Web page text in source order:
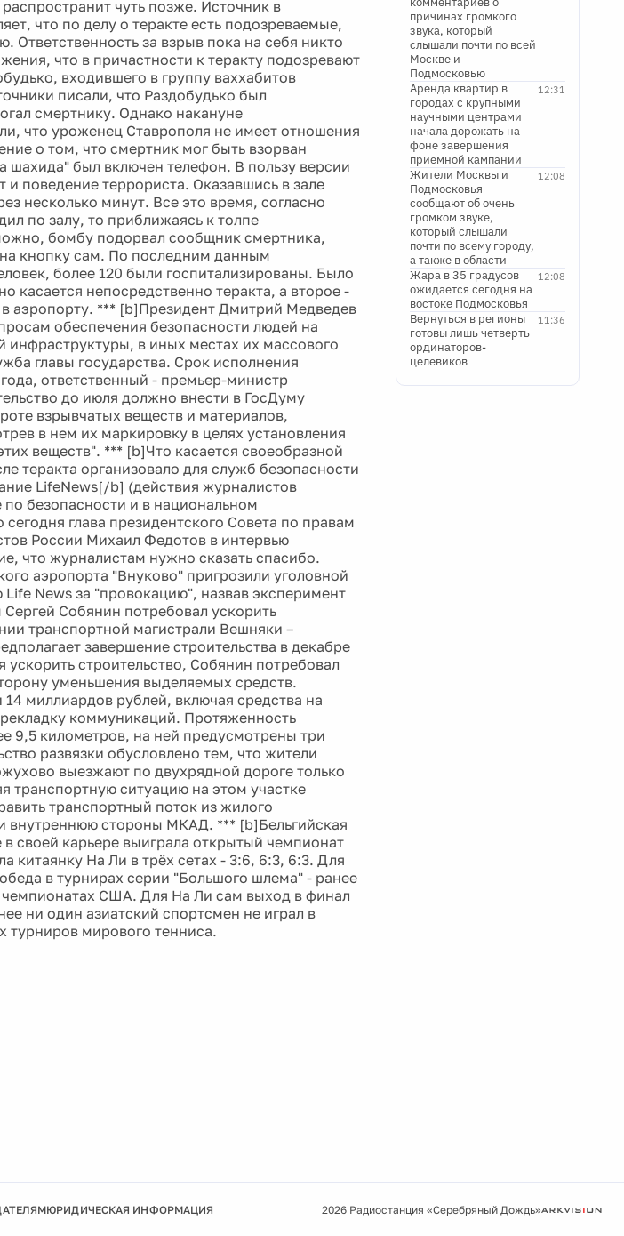
чуть позже. Источник в
что по делу о теракте есть подозреваемые,
за взрыв пока на себя никто
что в причастности к теракту подозревают
входившего в группу ваххабитов
писали, что Раздобудько был
смертнику. Однако накануне
что уроженец Ставрополя не имеет отношения
о том, что смертник мог быть взорван
шахида" был включен телефон. В пользу версии
поведение террориста. Оказавшись в зале
несколько минут. Все это время, согласно
по залу, то приближаясь к толпе
бомбу подорвал сообщник смертника,
кнопку сам. По последним данным
более 120 были госпитализированы. Было
касается непосредственно теракта, а второе -
аэропорту. *** [b]Президент Дмитрий Медведев
обеспечения безопасности людей на
инфраструктуры, в иных местах их массового
главы государства. Срок исполнения
ответственный - премьер-министр
до июля должно внести в ГосДуму
взрывчатых веществ и материалов,
в нем их маркировку в целях установления
веществ". *** [b]Что касается своеобразной
теракта организовало для служб безопасности
LifeNews[/b] (действия журналистов
безопасности и в национальном
глава президентского Совета по правам
России Михаил Федотов в интервью
что журналистам нужно сказать спасибо.
аэропорта "Внуково" пригрозили уголовной
News за "провокацию", назвав эксперимент
Собянин потребовал ускорить
транспортной магистрали Вешняки –
завершение строительства в декабре
строительство, Собянин потребовал
уменьшения выделяемых средств.
миллиардов рублей, включая средства на
коммуникаций. Протяженность
9,5 километров, на ней предусмотрены три
развязки обусловлено тем, что жители
выезжают по двухрядной дороге только
ситуацию на этом участке
транспортный поток из жилого
стороны МКАД. *** [b]Бельгийская
своей карьере выиграла открытый чемпионат
китаянку На Ли в трёх сетах - 3:6, 6:3, 6:3. Для
в турнирах серии "Большого шлема" - ранее
США. Для На Ли сам выход в финал
ни один азиатский спортсмен не играл в
мирового тенниса.
причинах громкого
звука, который
слышали почти по всей
Москве и
Подмосковью
12:31
Аренда квартир в
городах с крупными
научными центрами
начала дорожать на
фоне завершения
приемной кампании
12:08
Жители Москвы и
Подмосковья
сообщают об очень
громком звуке,
который слышали
почти по всему городу,
а также в области
12:08
Жара в 35 градусов
ожидается сегодня на
востоке Подмосковья
11:36
Вернуться в регионы
готовы лишь четверть
ординаторов-
целевиков
ЮРИДИЧЕСКАЯ ИНФОРМАЦИЯ 2026 Радиостанция «Серебряный Дождь»